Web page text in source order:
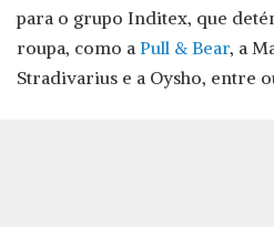
para o grupo Inditex, que
roupa, como a Pull & Bear, a
Stradivarius e a Oysho, entre